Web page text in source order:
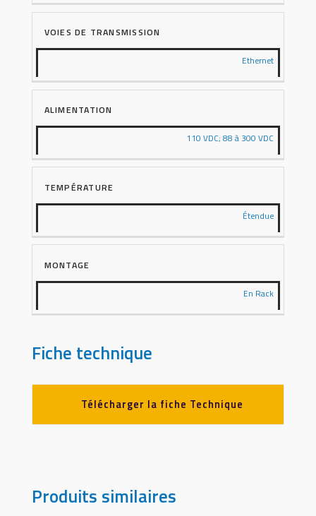
VOIES DE TRANSMISSION
Ethernet
ALIMENTATION
110 VDC; 88 à 300 VDC
TEMPÉRATURE
Étendue
MONTAGE
En Rack
Fiche technique
Télécharger la fiche Technique
Produits similaires